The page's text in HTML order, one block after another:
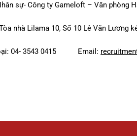
sự- Công ty Gameloft – Văn phòng
nhà Lilama 10, Số 10 Lê Văn Lương
04- 3543 0415 Email: